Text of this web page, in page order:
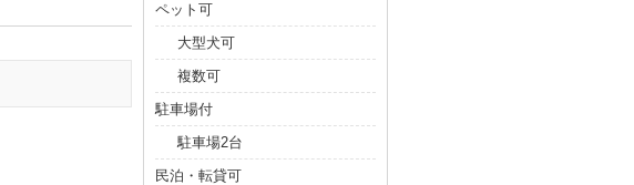
ペット可
大型犬可
複数可
駐車場付
駐車場2台
民泊・転貸可